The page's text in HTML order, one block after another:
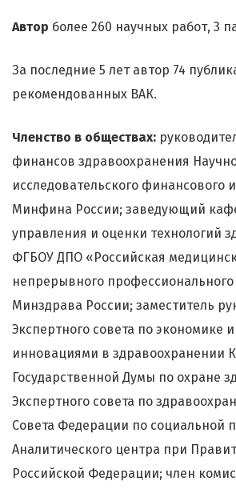
Автор более 260 научных работ, 3
За последние 5 лет автор 74
рекомендованных ВАК.
Членство в обществах:
финансов здравоохранения
исследовательского финансового
Минфина России; заведующий
управления и оценки технологий
ФГБОУ ДПО «Российская
непрерывного
Минздрава России; заместитель
Экспертного совета по экономике
инновациями в здравоохранении
Государственной Думы по охране
Экспертного совета по
Совета Федерации по социальной
Аналитического центра при
Российской Федерации; член